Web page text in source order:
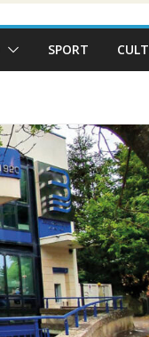
SPORT